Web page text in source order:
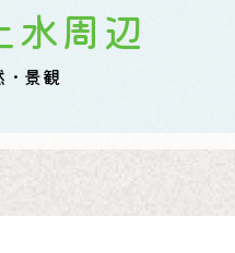
ギャラリー
水周辺
・景観